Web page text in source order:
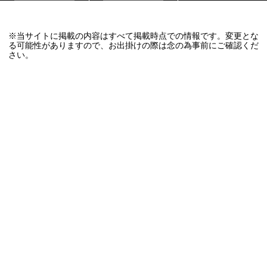
※当サイトに掲載の内容はすべて掲載時点での情報です。変更とな
る可能性がありますので、お出掛けの際は念の為事前にご確認くだ
さい。